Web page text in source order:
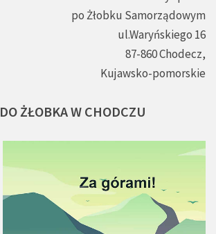
po Żłobku Samorządowym
ul.Waryńskiego 16
87-860 Chodecz,
Kujawsko-pomorskie
DO ŻŁOBKAW CHODCZU